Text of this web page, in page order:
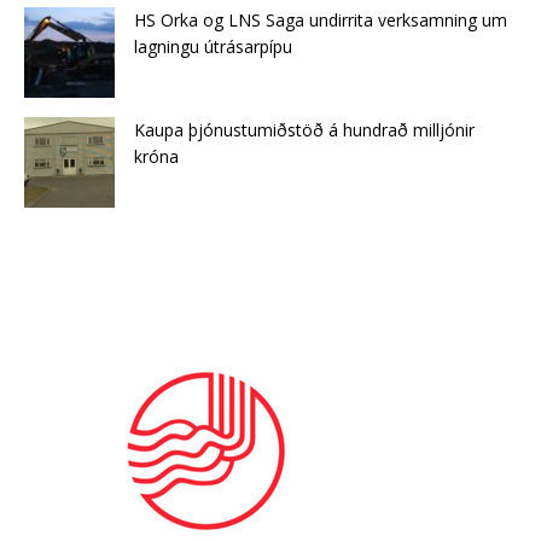
HS Orka og LNS Saga undirrita verksamning um
lagningu útrásarpípu
Kaupa þjónustumiðstöð á hundrað milljónir
króna